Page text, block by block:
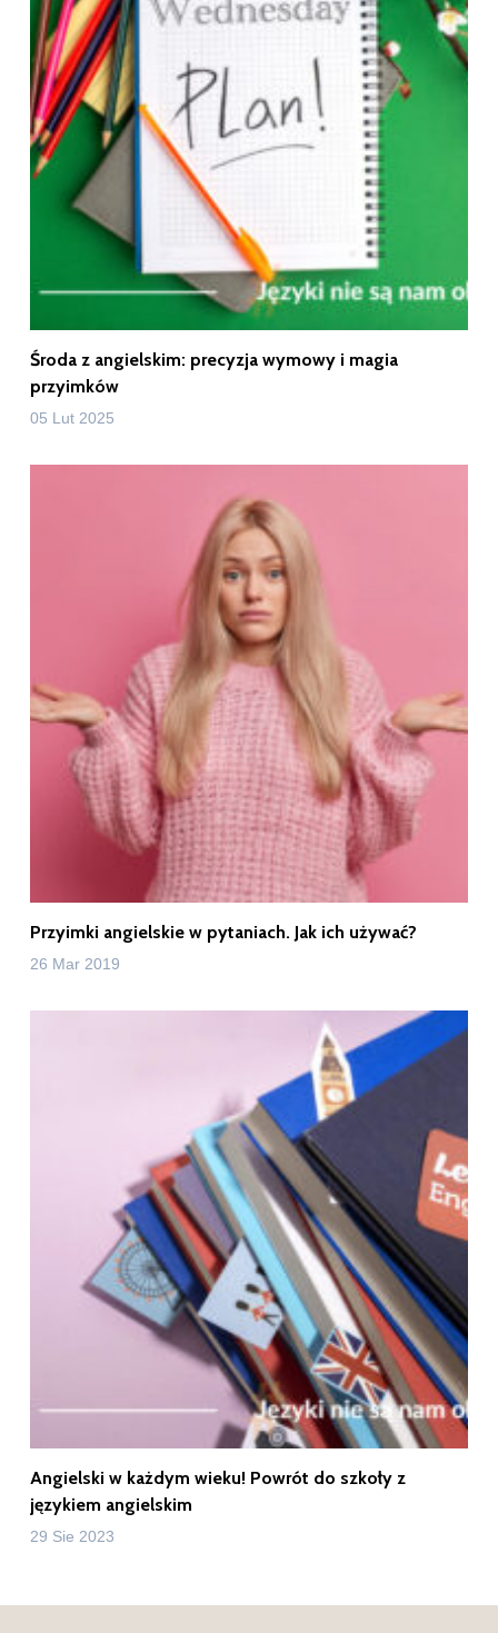
Środa z angielskim: precyzja wymowy i magia
przyimków
05 Lut 2025
Przyimki angielskie w pytaniach. Jak ich używać?
26 Mar 2019
Angielski w każdym wieku! Powrót do szkoły z
językiem angielskim
29 Sie 2023